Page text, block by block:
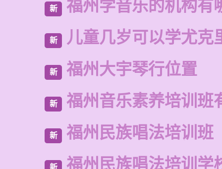
新 福州学音乐的机构有
新 儿童几岁可以学尤克
新 福州大宇琴行位置
新 福州音乐素养培训班
新 福州民族唱法培训班
新 福州民族唱法培训学